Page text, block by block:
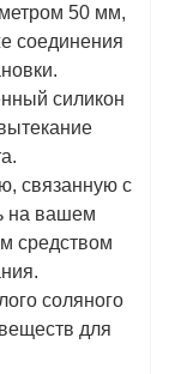
50 мм,
соединения
силикон
связанную с
на вашем
средством
соляного
для